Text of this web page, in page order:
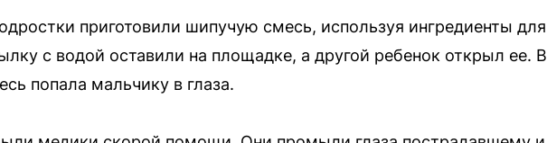
приготовили шипучую смесь, используя ингредиенты для
с водой оставили на площадке, а другой ребенок открыл ее. В
попала мальчику в глаза.